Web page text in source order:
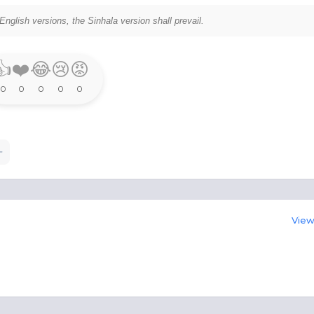
versions, the Sinhala version shall prevail.
0
❤️
0
😂
0
😢
0
😡
0